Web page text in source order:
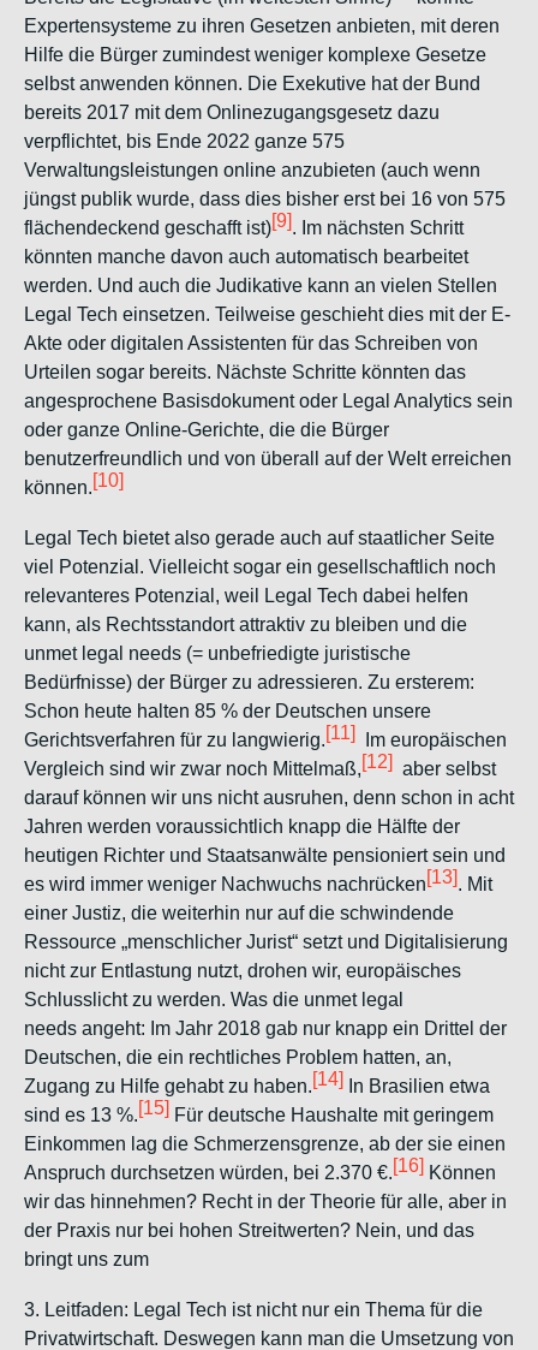
Expertensysteme zu ihren Gesetzen anbieten, mit deren
Hilfe die Bürger zumindest weniger komplexe Gesetze
selbst anwenden können. Die Exekutive hat der Bund
bereits 2017 mit dem Onlinezugangsgesetz dazu
verpflichtet, bis Ende 2022 ganze 575
Verwaltungsleistungen online anzubieten (auch wenn
jüngst publik wurde, dass dies bisher erst bei 16 von 575
flächendeckend geschafft ist)[9]. Im nächsten Schritt
könnten manche davon auch automatisch bearbeitet
werden. Und auch die Judikative kann an vielen Stellen
Legal Tech einsetzen. Teilweise geschieht dies mit der E-
Akte oder digitalen Assistenten für das Schreiben von
Urteilen sogar bereits. Nächste Schritte könnten das
angesprochene Basisdokument oder Legal Analytics sein
oder ganze Online-Gerichte, die die Bürger
benutzerfreundlich und von überall auf der Welt erreichen
können.[10]
Legal Tech bietet also gerade auch auf staatlicher Seite
viel Potenzial. Vielleicht sogar ein gesellschaftlich noch
relevanteres Potenzial, weil Legal Tech dabei helfen
kann, als Rechtsstandort attraktiv zu bleiben und die
unmet legal needs (= unbefriedigte juristische
Bedürfnisse) der Bürger zu adressieren. Zu ersterem:
Schon heute halten 85 % der Deutschen unsere
Gerichtsverfahren für zu langwierig.[11]
Im europäischen
Vergleich sind wir zwar noch Mittelmaß,[12] aber selbst
darauf können wir uns nicht ausruhen, denn schon in acht
Jahren werden voraussichtlich knapp die Hälfte der
heutigen Richter und Staatsanwälte pensioniert sein und
es wird immer weniger Nachwuchs nachrücken[13]. Mit
einer Justiz, die weiterhin nur auf die schwindende
Ressource „menschlicher Jurist“ setzt und Digitalisierung
nicht zur Entlastung nutzt, drohen wir, europäisches
Schlusslicht zu werden. Was die unmet legal
needs angeht: Im Jahr 2018 gab nur knapp ein Drittel der
Deutschen, die ein rechtliches Problem hatten, an,
Zugang zu Hilfe gehabt zu haben.[14]
In Brasilien etwa
sind es 13 %.[15] Für deutsche Haushalte mit geringem
Einkommen lag die Schmerzensgrenze, ab der sie einen
Anspruch durchsetzen würden, bei 2.370 €.[16] Können
wir das hinnehmen? Recht in der Theorie für alle, aber in
der Praxis nur bei hohen Streitwerten? Nein, und das
bringt uns zum
3. Leitfaden: Legal Tech ist nicht nur ein Thema für die
Privatwirtschaft. Deswegen kann man die Umsetzung von